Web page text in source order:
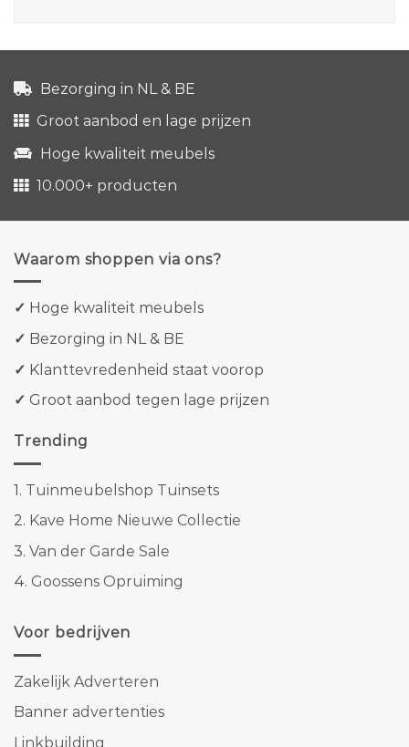
Bezorging in NL & BE
Groot aanbod en lage prijzen
Hoge kwaliteit meubels
10.000+ producten
Waarom shoppen via ons?
✓ Hoge kwaliteit meubels
✓ Bezorging in NL & BE
✓ Klanttevredenheid staat voorop
✓ Groot aanbod tegen lage prijzen
Trending
1. Tuinmeubelshop Tuinsets
2. Kave Home Nieuwe Collectie
3. Van der Garde Sale
4. Goossens Opruiming
Voor bedrijven
Zakelijk Adverteren
Banner advertenties
Linkbuilding